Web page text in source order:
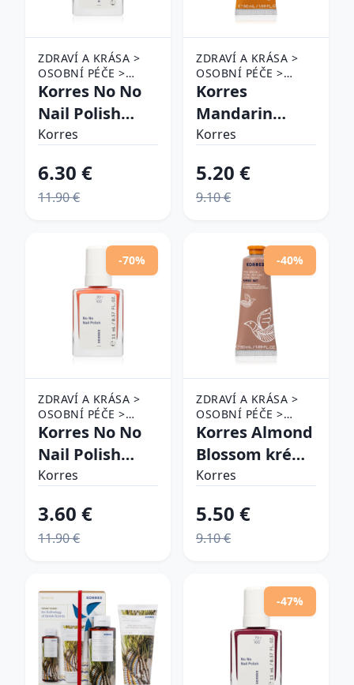
ZDRAVÍ A KRÁSA >
OSOBNÍ PÉČE >
KOSMETIKA > PÉČE
NEHTY
Korres No No
Nail Polish
ošetrujúci lak
odtieň 17
Creamy Pink
Korres
6.30 €
11.90 €
ZDRAVÍ A KRÁSA >
OSOBNÍ PÉČE >
KOSMETIKA > PÉČE
Korres
Mandarin
Neroli
krém na ruky s
mandľovým
Korres
5.20 €
9.10 €
-70%
ZDRAVÍ A KRÁSA >
OSOBNÍ PÉČE >
KOSMETIKA > PÉČE
NEHTY
Korres No No
Nail Polish
ošetrujúci lak
odtieň 43
Summer Peach
Korres
3.60 €
11.90 €
-40%
ZDRAVÍ A KRÁSA >
OSOBNÍ PÉČE >
KOSMETIKA > PÉČE
Korres Almond
Blossom krém
na ruky s
olejom 50 ml
Korres
5.50 €
9.10 €
-47%